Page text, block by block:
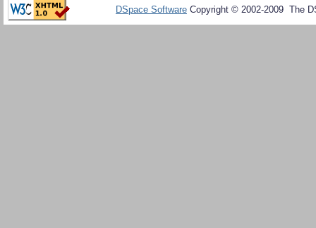
DSpace Software Copyright © 2002-2009 The